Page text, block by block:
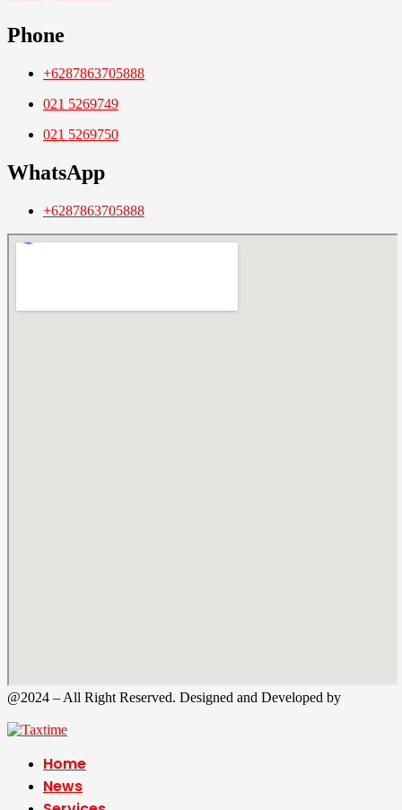
Phone
+6287863705888
021 5269749
021 5269750
WhatsApp
+6287863705888
@2024 – All Right Reserved. Designed and Developed by
Home
News